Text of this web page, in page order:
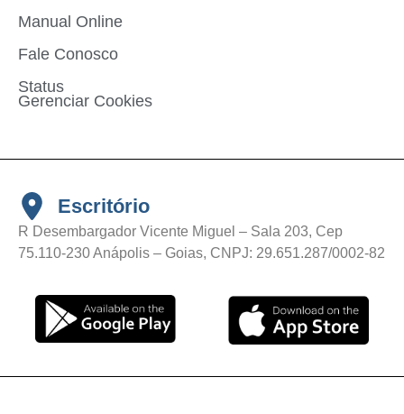
Manual Online
Fale Conosco
Status
Gerenciar Cookies
Escritório
R Desembargador Vicente Miguel – Sala 203, Cep
75.110-230 Anápolis – Goias, CNPJ: 29.651.287/0002-82